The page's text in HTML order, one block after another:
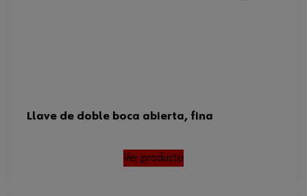
Llave de doble boca abierta, fina
Ver producto